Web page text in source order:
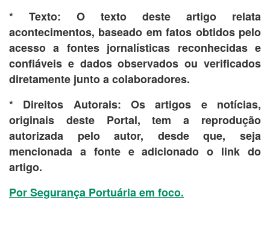
* Texto: O texto deste artigo relata
acontecimentos, baseado em fatos obtidos pelo
acesso a fontes jornalísticas reconhecidas e
confiáveis e dados observados ou verificados
diretamente junto a colaboradores.
* Direitos Autorais: Os artigos e notícias,
originais deste Portal, tem a reprodução
autorizada pelo autor, desde que, seja
mencionada a fonte e adicionado o link do
artigo.
Por Segurança Portuária em foco.